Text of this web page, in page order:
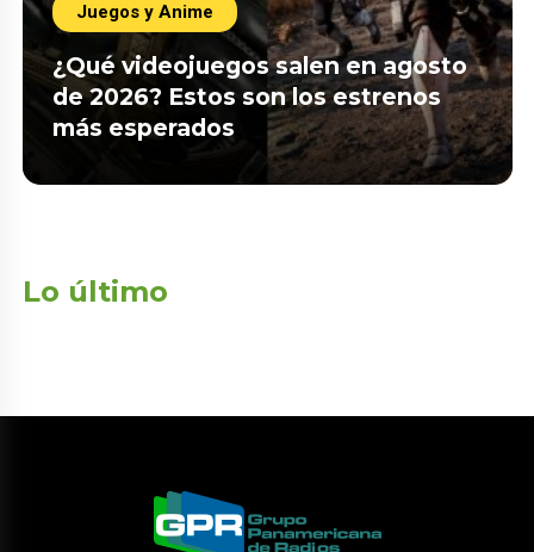
Juegos y Anime
¿Qué videojuegos salen en agosto
de 2026? Estos son los estrenos
más esperados
Lo último